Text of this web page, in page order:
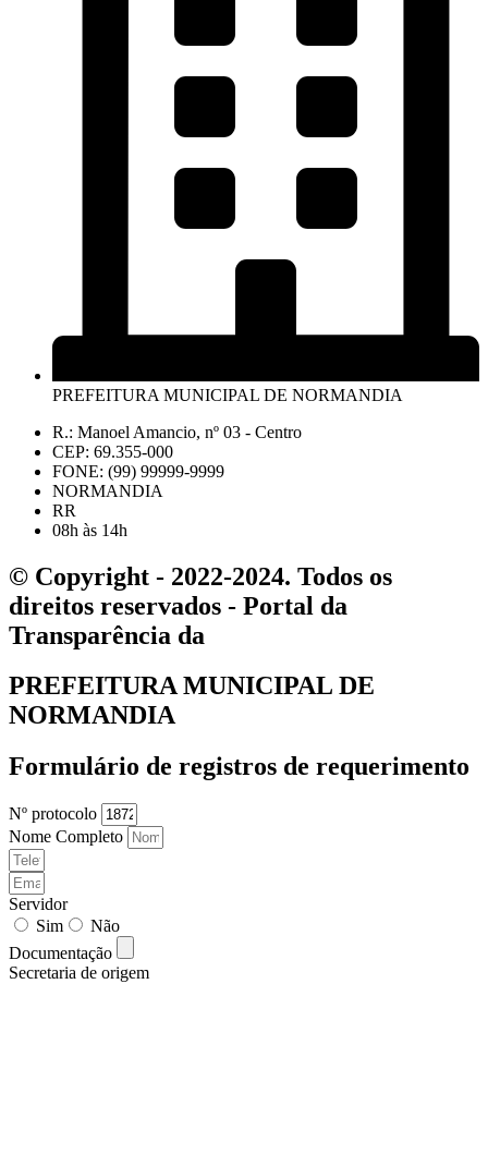
PREFEITURA MUNICIPAL DE NORMANDIA
R.: Manoel Amancio, nº 03 - Centro
CEP: 69.355-000
FONE: (99) 99999-9999
NORMANDIA
RR
08h às 14h
© Copyright - 2022-2024. Todos os
direitos reservados - Portal da
Transparência da
PREFEITURA MUNICIPAL DE
NORMANDIA
Formulário de registros de requerimento
Nº protocolo
Nome Completo
Servidor
Sim
Não
Documentação
Secretaria de origem